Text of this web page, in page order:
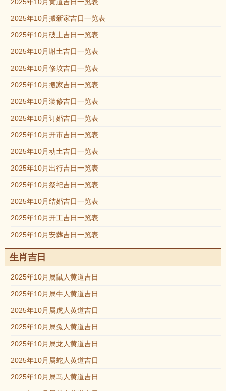
2025年10月搬新家吉日一览表
2025年10月破土吉日一览表
2025年10月谢土吉日一览表
2025年10月修坟吉日一览表
2025年10月搬家吉日一览表
2025年10月装修吉日一览表
2025年10月订婚吉日一览表
2025年10月开市吉日一览表
2025年10月动土吉日一览表
2025年10月出行吉日一览表
2025年10月祭祀吉日一览表
2025年10月结婚吉日一览表
2025年10月开工吉日一览表
2025年10月安葬吉日一览表
生肖吉日
2025年10月属鼠人黄道吉日
2025年10月属牛人黄道吉日
2025年10月属虎人黄道吉日
2025年10月属兔人黄道吉日
2025年10月属龙人黄道吉日
2025年10月属蛇人黄道吉日
2025年10月属马人黄道吉日